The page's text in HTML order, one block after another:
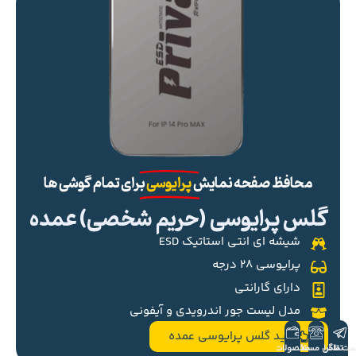
محافظ صفحه نمایشپرایوسیبرای تمام گوشی ها
گلس پرایوسی (حریم شخصی) عمده
شیشه ای انتی استاتیک ESD
پرایوسی ۲۸ درجه
دارای گارانتی
مدل لیست جور اندرویدی و آیفونی
خرید گلس پرایوسی عمده
تلگرام
تماس مستقیم
محصولات